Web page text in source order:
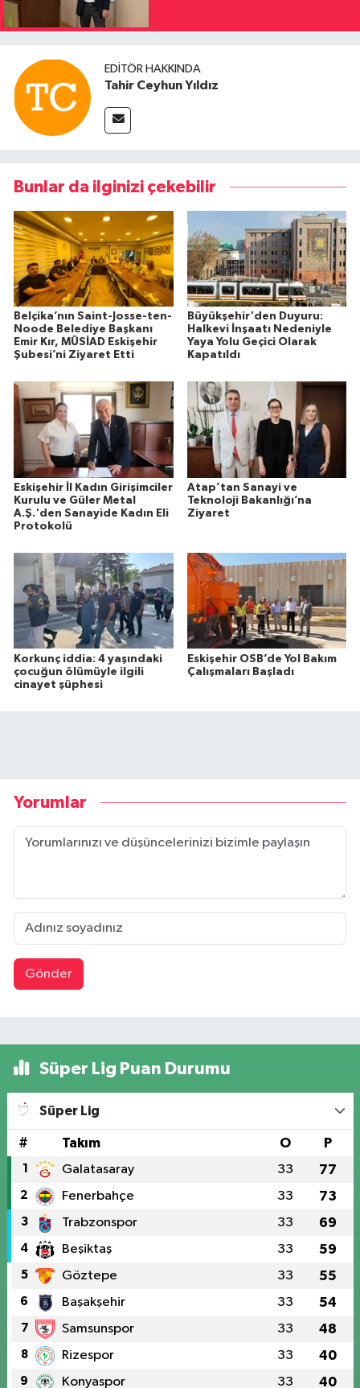
EDITÖR HAKKINDA
Tahir Ceyhun Yıldız
Bunlar da ilginizi çekebilir
Belçika’nın Saint-Josse-ten-
Noode Belediye Başkanı
Emir Kır, MÜSİAD Eskişehir
Şubesi’ni Ziyaret Etti
Büyükşehir'den Duyuru:
Halkevi İnşaatı Nedeniyle
Yaya Yolu Geçici Olarak
Kapatıldı
Eskişehir İl Kadın Girişimciler
Kurulu ve Güler Metal
A.Ş.'den Sanayide Kadın Eli
Protokolü
Atap’tan Sanayi ve
Teknoloji Bakanlığı’na
Ziyaret
Korkunç iddia: 4 yaşındaki
çocuğun ölümüyle ilgili
cinayet şüphesi
Eskişehir OSB’de Yol Bakım
Çalışmaları Başladı
Yorumlar
Gönder
Süper Lig Puan Durumu
Süper Lig
# Takım O P
1 Galatasaray 33 77
2 Fenerbahçe 33 73
3 Trabzonspor 33 69
4 Beşiktaş 33 59
5 Göztepe 33 55
6 Başakşehir 33 54
7 Samsunspor 33 48
8 Rizespor 33 40
9 Konyaspor 33 40